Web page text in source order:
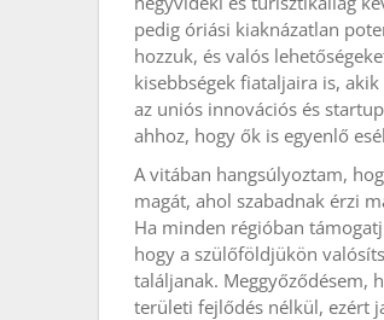
pedig óriási kiaknázatlan
hozzuk, és valós
kisebbségek fiataljaira is,
az uniós innovációs és
ahhoz, hogy ők is egyenlő
A vitában hangsúlyoztam,
magát, ahol szabadnak érzi
Ha minden régióban
hogy a szülőföldjükön
találjanak. Meggyőződésem,
területi fejlődés nélkül, ezért